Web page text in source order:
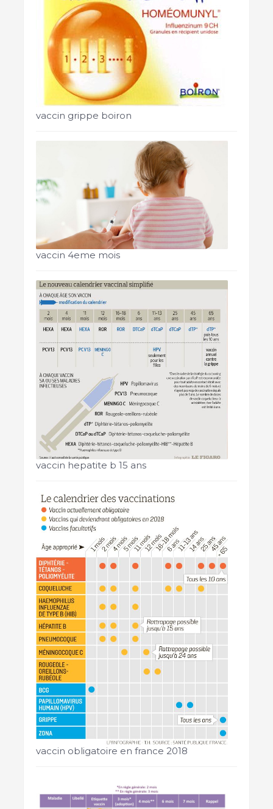
vaccin grippe boiron
vaccin 4eme mois
vaccin hepatite b 15 ans
vaccin obligatoire en france 2018